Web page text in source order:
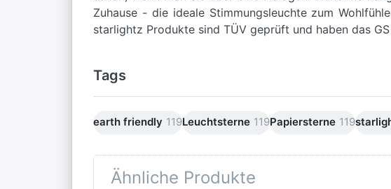
Zuhause - die ideale Stimmungsleuchte zum
starlightz Produkte sind TÜV geprüft und haben das GS
Tags
earth friendly 119Leuchtsterne 119Papiersterne 119
Ähnliche Produkte